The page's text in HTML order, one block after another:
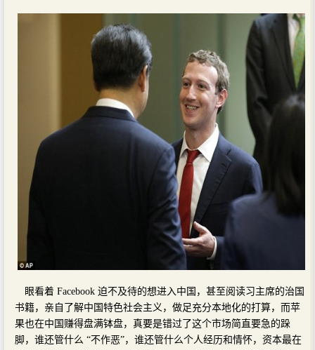
眼看着 Facebook 迫不及待的想进入中国，甚至阅读习主席的治国
书籍，亲自了解中国特色社会主义，做足充分本地化的打算，而苹
果也在中国赚得盘满钵盘，真要是错过了这个市场简直要急的跺
脚，谁还管什么 “不作恶”，谁还管什么个人经历和情怀，资本最在